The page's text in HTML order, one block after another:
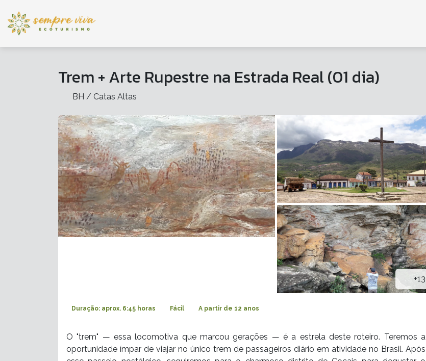
Trem + Arte Rupestre na Estrada Real (01 dia)
BH / Catas Altas
+13
Duração: aprox. 6:45 horas Fácil A partir de 12 anos
O "trem" — essa locomotiva que marcou gerações — é a estrela deste roteiro. Teremos a
oportunidade ímpar de viajar no único trem de passageiros diário em atividade no Brasil. Após